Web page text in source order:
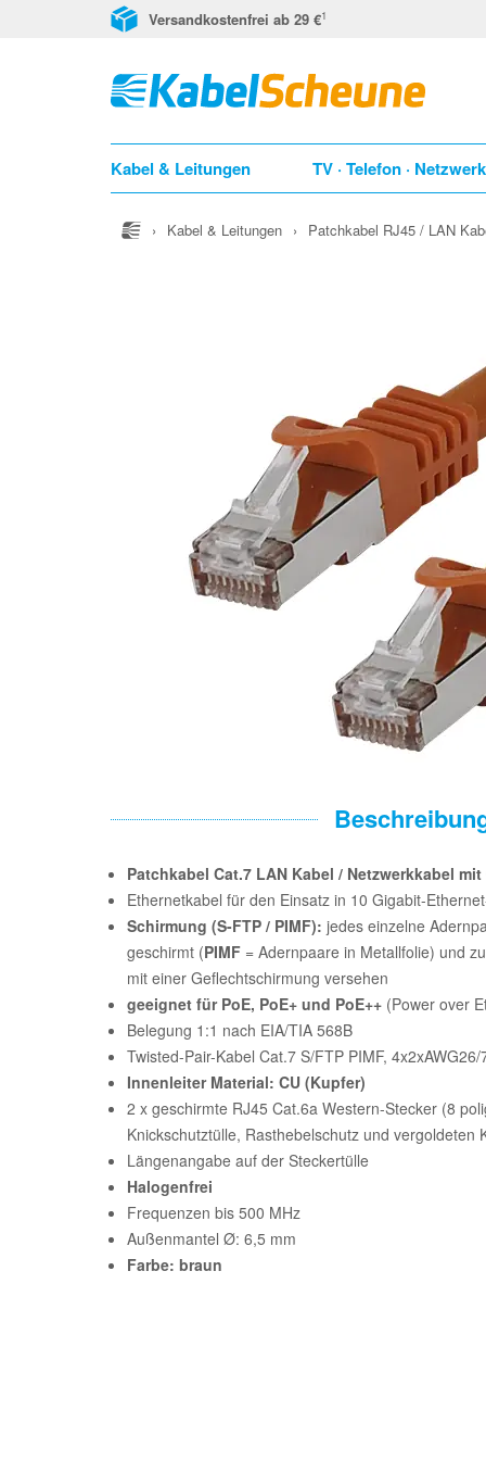
Versandkostenfrei ab 29 €1
Kabel & Leitungen TV · Telefon · Netzwerk
› Kabel & Leitungen › Patchkabel RJ45 / LAN
Patchkabel Cat.7 LAN Kabel / Netzwerkkabel
Ethernetkabel für den Einsatz in 10 Gigabit-
Schirmung (S-FTP / PIMF): jedes einzelne
geschirmt (PIMF = Adernpaare in Metallfolie) und
mit einer Geflechtschirmung versehen
geeignet für PoE, PoE+ und PoE++ (Power over
Belegung 1:1 nach EIA/TIA 568B
Twisted-Pair-Kabel Cat.7 S/FTP PIMF,
Innenleiter Material: CU (Kupfer)
2 x geschirmte RJ45 Cat.6a Western-Stecker (8
Knickschutztülle, Rasthebelschutz und vergoldeten
Längenangabe auf der Steckertülle
Halogenfrei
Frequenzen bis 500 MHz
Außenmantel Ø: 6,5 mm
Farbe: braun